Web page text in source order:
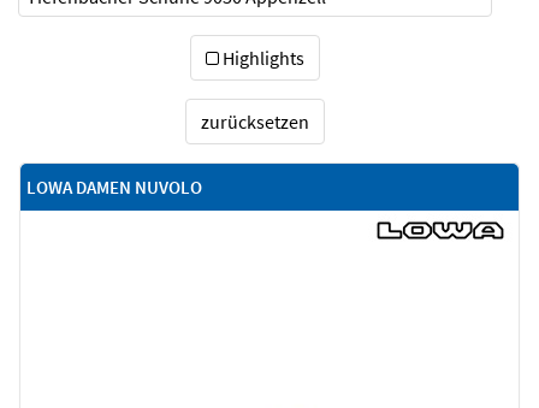
Highlights
zurücksetzen
LOWA DAMEN NUVOLO